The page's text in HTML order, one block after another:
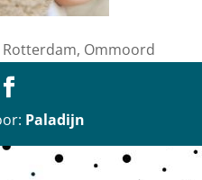
Rotterdam, Ommoord
Paladijn